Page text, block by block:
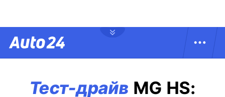
Тест-драйв MG HS: